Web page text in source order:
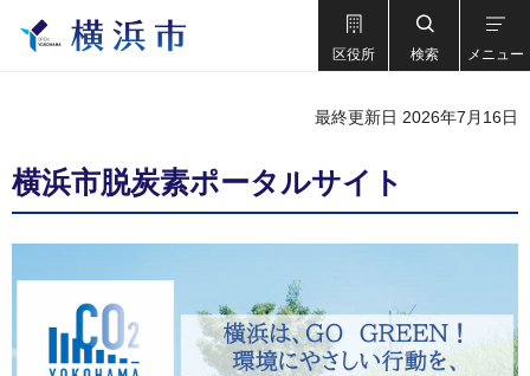
区役所 検索 メニュー
最終更新日 2026年7月16日
横浜市脱炭素ポータルサイト